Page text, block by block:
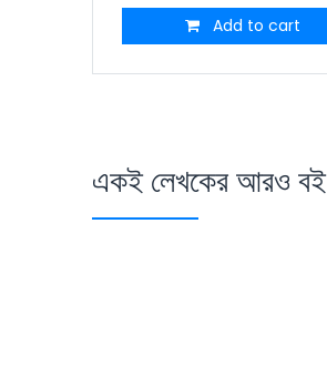
Add to cart
একই লেখকের আরও বই